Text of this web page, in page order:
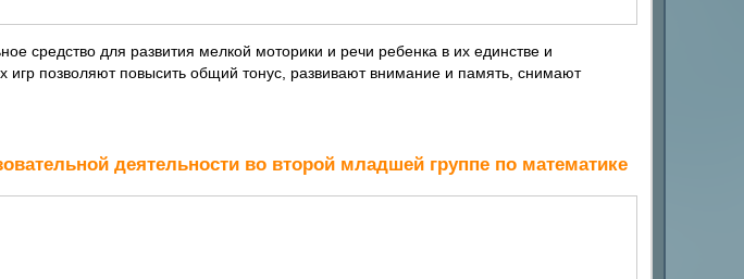
средство для развития мелкой моторики и речи ребенка в их единстве и
игр позволяют повысить общий тонус, развивают внимание и память, снимают
деятельности во второй младшей группе по математике